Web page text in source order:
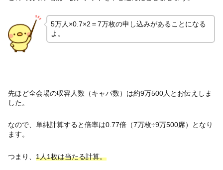
5万人×0.7×2＝7万枚の申し込みがあることになる
よ。
先ほど全会場の収容人数（キャパ数）は約9万500人とお伝えしま
した。
なので、単純計算すると倍率は0.77倍（7万枚÷9万500席）となり
ます。
つまり、 1人1枚は当たる計算。